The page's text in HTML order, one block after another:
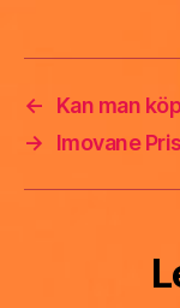
←
Kan man
→
Imovane